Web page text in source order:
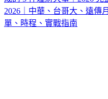
2026｜中華、台哥大、遠傳
單、時程、實戰指南